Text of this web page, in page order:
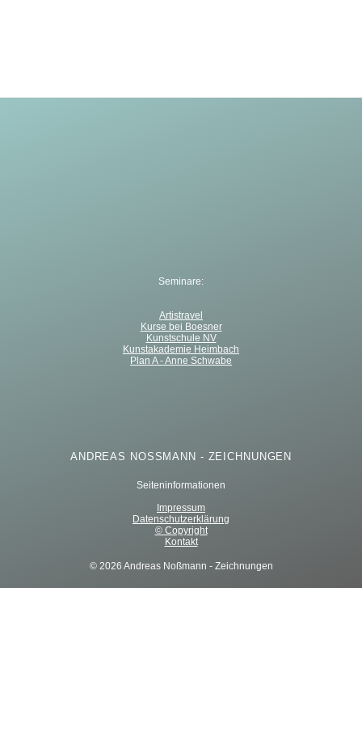
ANDREAS NOSSMANN - ZEICHNUNGEN
Seiteninformationen
Impressum
Datenschutzerklärung
© Copyright
Kontakt
© 2026 Andreas Noßmann - Zeichnungen
Seminare:
Artistravel
Kurse bei Boesner
Kunstschule NV
Kunstakademie Heimbach
Plan A - Anne Schwabe